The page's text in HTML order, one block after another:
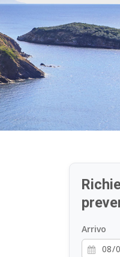
Arrivo